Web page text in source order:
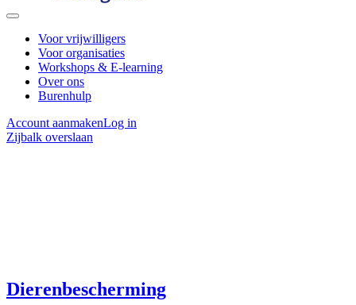
Voor vrijwilligers
Voor organisaties
Workshops & E-learning
Over ons
Burenhulp
Account aanmakenLog in
Zijbalk overslaan
Dierenbescherming